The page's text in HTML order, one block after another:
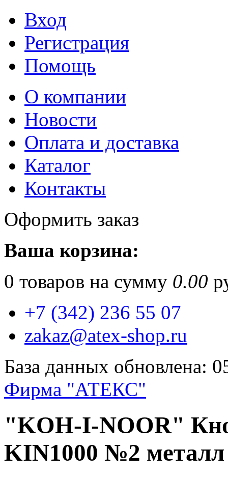
Вход
Регистрация
Помощь
О компании
Новости
Оплата и доставка
Каталог
Контакты
Оформить заказ
Ваша корзина:
0 товаров на сумму 0.00
+7 (342) 236 55 07
zakaz@atex-shop.ru
База данных обновлена:
Фирма "АТЕКС"
"KOH-I-NOOR"
KIN1000 №2